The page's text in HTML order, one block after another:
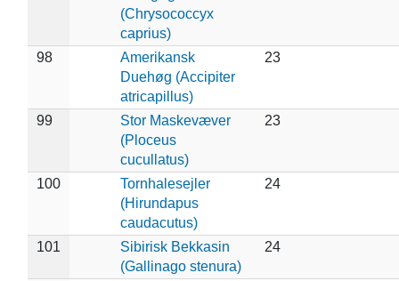
(Chrysococcyx
caprius)
98
Amerikansk
Duehøg (Accipiter
atricapillus)
23
99
Stor Maskevæver
(Ploceus
cucullatus)
23
100
Tornhalesejler
(Hirundapus
caudacutus)
24
101
Sibirisk Bekkasin
(Gallinago stenura)
24